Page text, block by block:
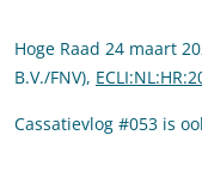
Hoge Raad 24 maart
B.V./FNV),
Cassatievlog #053 is